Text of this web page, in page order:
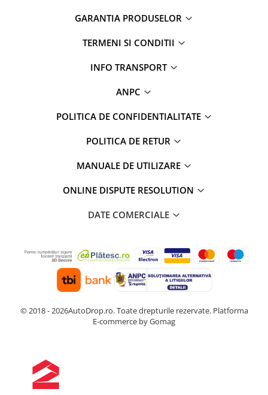
GARANTIA PRODUSELOR
TERMENI SI CONDITII
INFO TRANSPORT
ANPC
POLITICA DE CONFIDENTIALITATE
POLITICA DE RETUR
MANUALE DE UTILIZARE
ONLINE DISPUTE RESOLUTION
DATE COMERCIALE
© 2018 - 2026AutoDrop.ro. Toate drepturile rezervate. Platforma
E-commerce by Gomag